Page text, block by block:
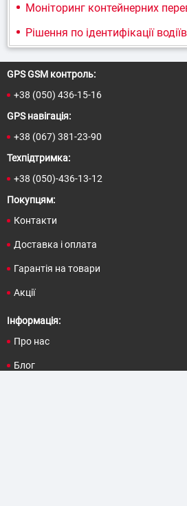
Моніторинг контейнерних
Рішення по ідентифікації водіїв